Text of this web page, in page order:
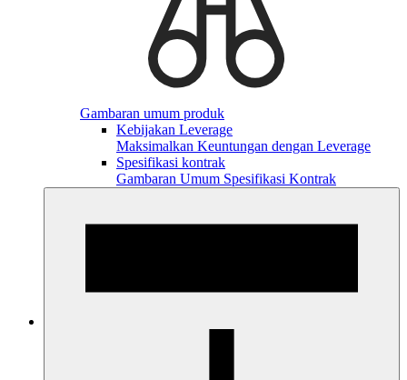
Gambaran umum produk
Kebijakan Leverage
Maksimalkan Keuntungan dengan Leverage
Spesifikasi kontrak
Gambaran Umum Spesifikasi Kontrak